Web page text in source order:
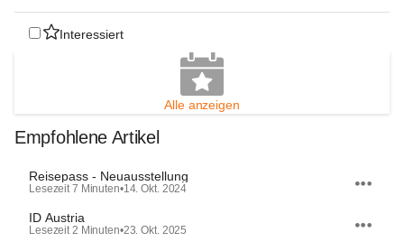
Interessiert
Alle anzeigen
Empfohlene Artikel
Reisepass - Neuausstellung
Lesezeit 7 Minuten•14. Okt. 2024
ID Austria
Lesezeit 2 Minuten•23. Okt. 2025